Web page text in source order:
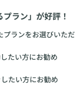
ラン」が好評！
プランをお選びいただ
たい方にお勧め
たい方にお勧め